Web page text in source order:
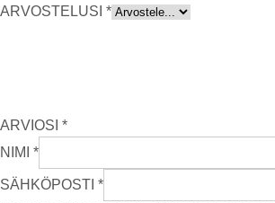
ARVOSTELUSI *
ARVIOSI *
NIMI *
SÄHKÖPOSTI *